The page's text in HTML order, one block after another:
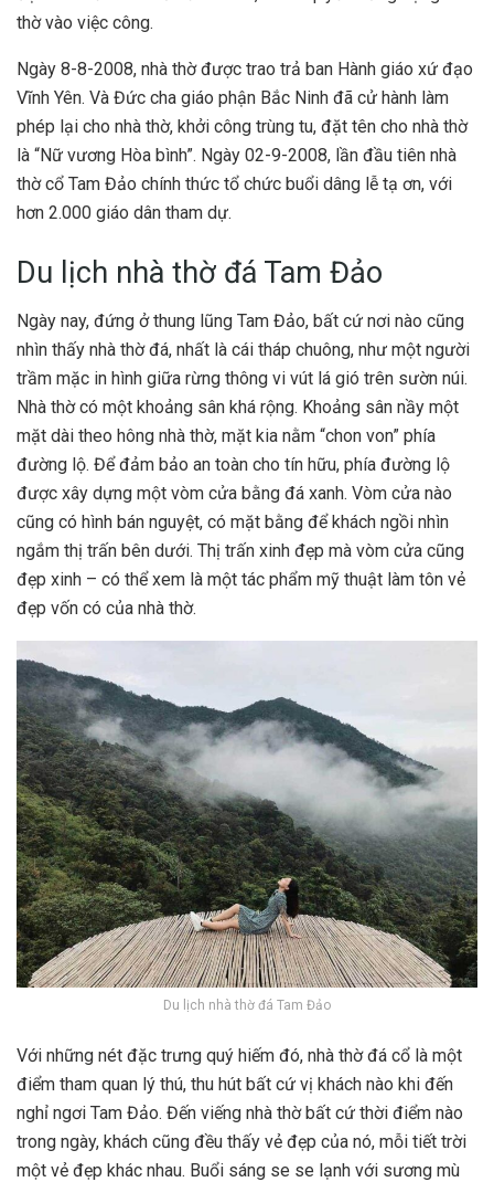
thờ vào việc công.
Ngày 8-8-2008, nhà thờ được trao trả ban Hành giáo xứ đạo
Vĩnh Yên. Và Đức cha giáo phận Bắc Ninh đã cử hành làm
phép lại cho nhà thờ, khởi công trùng tu, đặt tên cho nhà thờ
là “Nữ vương Hòa bình”. Ngày 02-9-2008, lần đầu tiên nhà
thờ cổ Tam Đảo chính thức tổ chức buổi dâng lễ tạ ơn, với
hơn 2.000 giáo dân tham dự.
Du lịch nhà thờ đá Tam Đảo
Ngày nay, đứng ở thung lũng Tam Đảo, bất cứ nơi nào cũng
nhìn thấy nhà thờ đá, nhất là cái tháp chuông, như một người
trầm mặc in hình giữa rừng thông vi vút lá gió trên sườn núi.
Nhà thờ có một khoảng sân khá rộng. Khoảng sân nầy một
mặt dài theo hông nhà thờ, mặt kia nằm “chon von” phía
đường lộ. Để đảm bảo an toàn cho tín hữu, phía đường lộ
được xây dựng một vòm cửa bằng đá xanh. Vòm cửa nào
cũng có hình bán nguyệt, có mặt bằng để khách ngồi nhìn
ngắm thị trấn bên dưới. Thị trấn xinh đẹp mà vòm cửa cũng
đẹp xinh – có thể xem là một tác phẩm mỹ thuật làm tôn vẻ
đẹp vốn có của nhà thờ.
Du lịch nhà thờ đá Tam Đảo
Với những nét đặc trưng quý hiếm đó, nhà thờ đá cổ là một
điểm tham quan lý thú, thu hút bất cứ vị khách nào khi đến
nghỉ ngơi Tam Đảo. Đến viếng nhà thờ bất cứ thời điểm nào
trong ngày, khách cũng đều thấy vẻ đẹp của nó, mỗi tiết trời
một vẻ đẹp khác nhau. Buổi sáng se se lạnh với sương mù